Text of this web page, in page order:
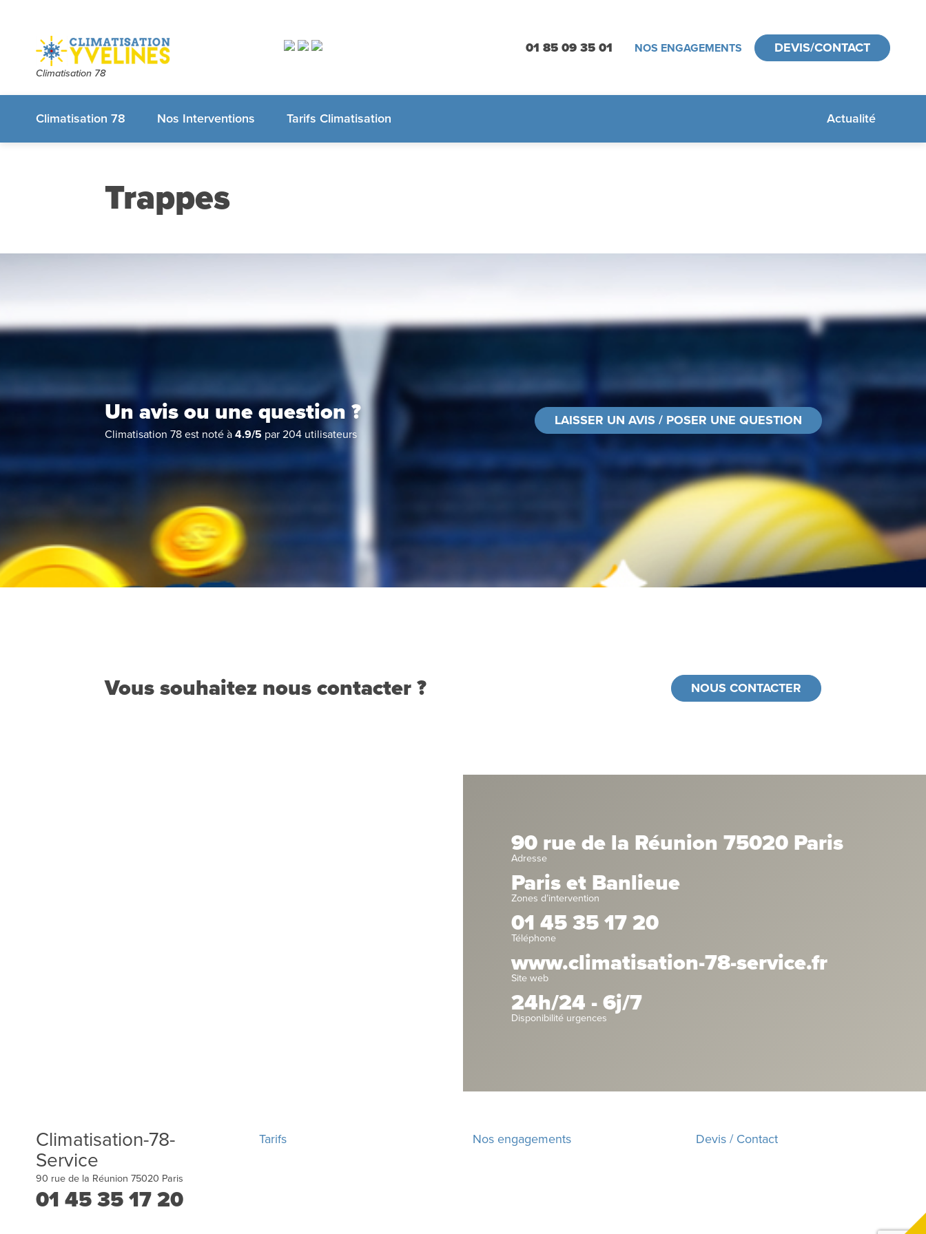
Climatisation 78
01 85 09 35 01 NOS ENGAGEMENTS DEVIS/CONTACT
Climatisation 78 Actualité
Nos Interventions Tarifs Climatisation
Trappes
Un avis ou une question ?
Climatisation 78 est noté à 4.9/5 par 204 utilisateurs
LAISSER UN AVIS / POSER UNE QUESTION
Vous souhaitez nous contacter ? NOUS CONTACTER
90 rue de la Réunion 75020 Paris
Adresse
Paris et Banlieue
Zones d’intervention
01 45 35 17 20
Téléphone
www.climatisation-78-service.fr
Site web
24h/24 - 6j/7
Disponibilité urgences
Climatisation-78-
Service
90 rue de la Réunion 75020 Paris
01 45 35 17 20
Tarifs Nos engagements Devis / Contact